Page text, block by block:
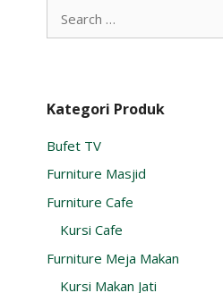
for:
Kategori Produk
Bufet TV
Furniture Masjid
Furniture Cafe
Kursi Cafe
Furniture Meja Makan
Kursi Makan Jati